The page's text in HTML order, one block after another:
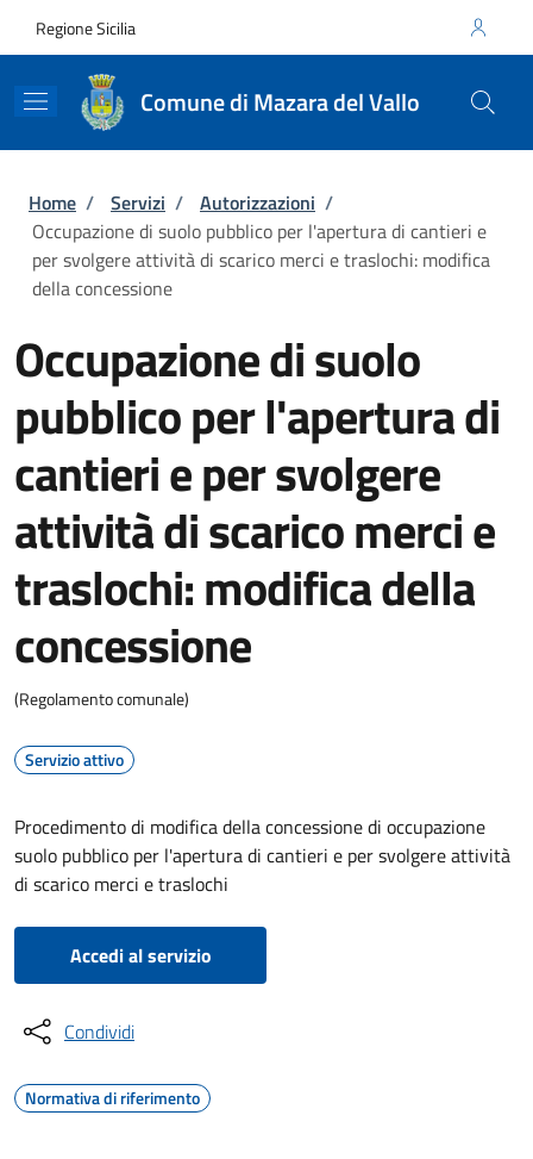
Regione Sicilia
Comune di Mazara del Vallo
Briciole di pane
Home / Servizi / Autorizzazioni /
Occupazione di suolo pubblico per l'apertura di cantieri e
per svolgere attività di scarico merci e traslochi: modifica
della concessione
Occupazione di suolo
pubblico per l'apertura di
cantieri e per svolgere
attività di scarico merci e
traslochi: modifica della
concessione
(Regolamento comunale)
Servizio attivo
Procedimento di modifica della concessione di occupazione
suolo pubblico per l'apertura di cantieri e per svolgere attività
di scarico merci e traslochi
Accedi al servizio
Condividi
Normativa di riferimento